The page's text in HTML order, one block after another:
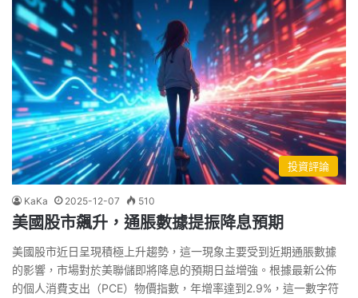
投資評論
KaKa 2025-12-07 510
美國股市飆升，通脹數據提振降息預期
美國股市近日呈現積極上升趨勢，這一現象主要受到近期通脹數據
的影響，市場對於美聯儲即將降息的預期日益增強。根據最新公佈
的個人消費支出（PCE）物價指數，年增率達到2.9%，這一數字符